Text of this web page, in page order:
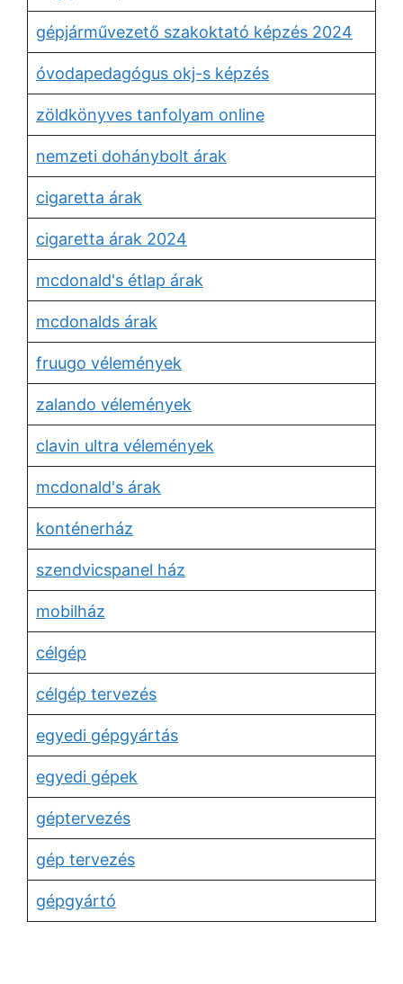
gépjárművezető szakoktató képzés 2024
óvodapedagógus okj-s képzés
zöldkönyves tanfolyam online
nemzeti dohánybolt árak
cigaretta árak
cigaretta árak 2024
mcdonald's étlap árak
mcdonalds árak
fruugo vélemények
zalando vélemények
clavin ultra vélemények
mcdonald's árak
konténerház
szendvicspanel ház
mobilház
célgép
célgép tervezés
egyedi gépgyártás
egyedi gépek
géptervezés
gép tervezés
gépgyártó